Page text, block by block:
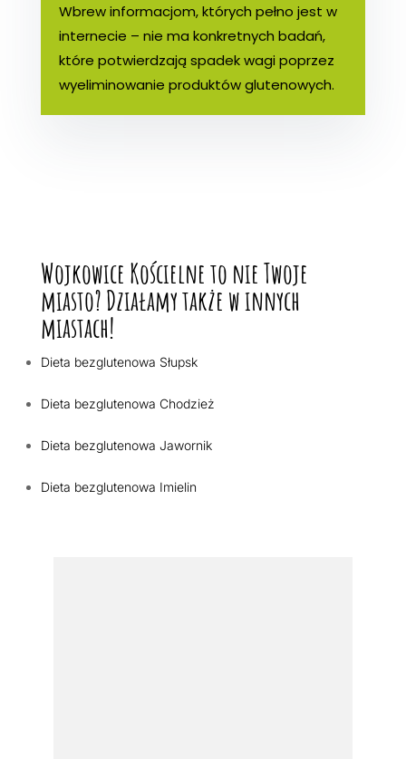
Wbrew informacjom, których pełno jest w
internecie – nie ma konkretnych badań,
które potwierdzają spadek wagi poprzez
wyeliminowanie produktów glutenowych.
Wojkowice Kościelne to nie Twoje
miasto? Działamy także w innych
miastach!
Dieta bezglutenowa Słupsk
Dieta bezglutenowa Chodzież
Dieta bezglutenowa Jawornik
Dieta bezglutenowa Imielin